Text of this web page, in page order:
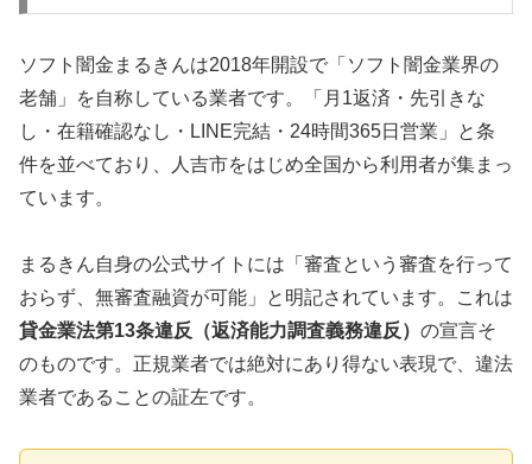
ソフト闇金まるきんは2018年開設で「ソフト闇金業界の
老舗」を自称している業者です。「月1返済・先引きな
し・在籍確認なし・LINE完結・24時間365日営業」と条
件を並べており、人吉市をはじめ全国から利用者が集まっ
ています。
まるきん自身の公式サイトには「審査という審査を行って
おらず、無審査融資が可能」と明記されています。これは
貸金業法第13条違反（返済能力調査義務違反） の宣言そ
のものです。正規業者では絶対にあり得ない表現で、違法
業者であることの証左です。